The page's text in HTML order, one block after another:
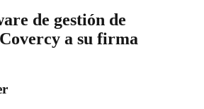
de gestión de
a su firma